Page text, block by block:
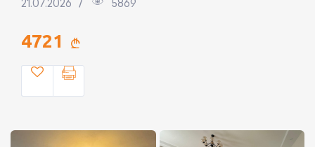
21.07.2026
5869
4721